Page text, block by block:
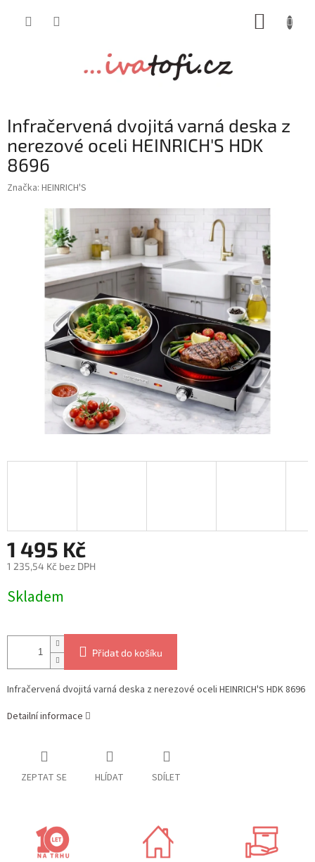
Infračervená dvojitá varná deska z
nerezové oceli HEINRICH'S HDK
8696
Značka: HEINRICH'S
1 495 Kč
1 235,54 Kč bez DPH
cena:
Skladem
Přidat do košíku
Infračervená dvojitá varná deska z nerezové oceli HEINRICH'S HDK 8696
Detailní informace
ZEPTAT SE HLÍDAT SDÍLET